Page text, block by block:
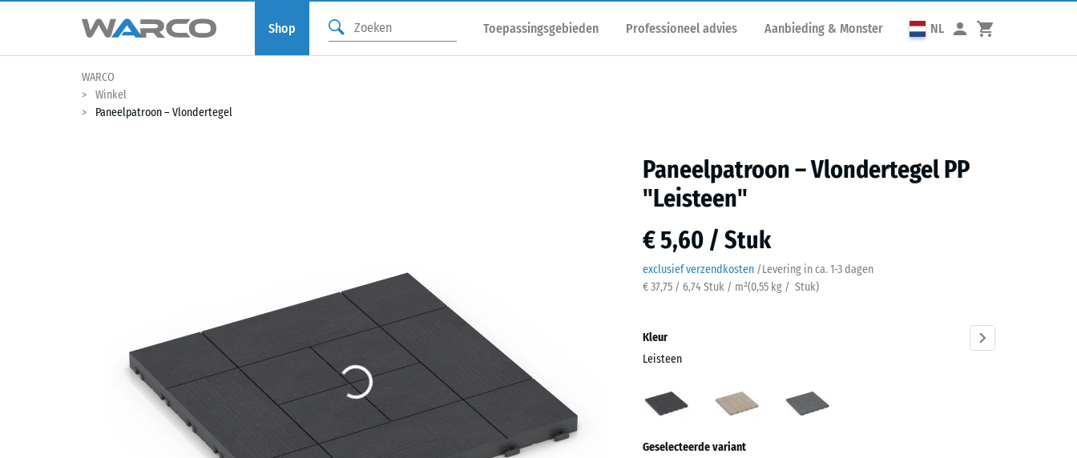
Shop Toepassingsgebieden Professioneel advies Aanbieding & Monster NL
WARCO
Winkel
Paneelpatroon – Vlondertegel
Paneelpatroon – Vlondertegel PP
"Leisteen"
€ 5,60 / Stuk
exclusief verzendkosten /Levering in ca. 1-3 dagen
€ 37,75 / 6,74 Stuk / m²(0,55 kg / Stuk)
Kleur
Leisteen
(active)
informatie
Geselecteerde variant